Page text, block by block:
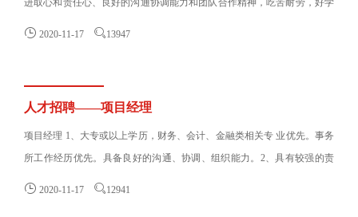
 2020-11-17  13947
人才招聘——项目经理
项目经理 1、大专或以上学历，财务、会计、金融类相关专 业优先。事务
所工作经历优先。具备良好的沟通、协调、组织能力。2、具有较强的责
 2020-11-17  12941